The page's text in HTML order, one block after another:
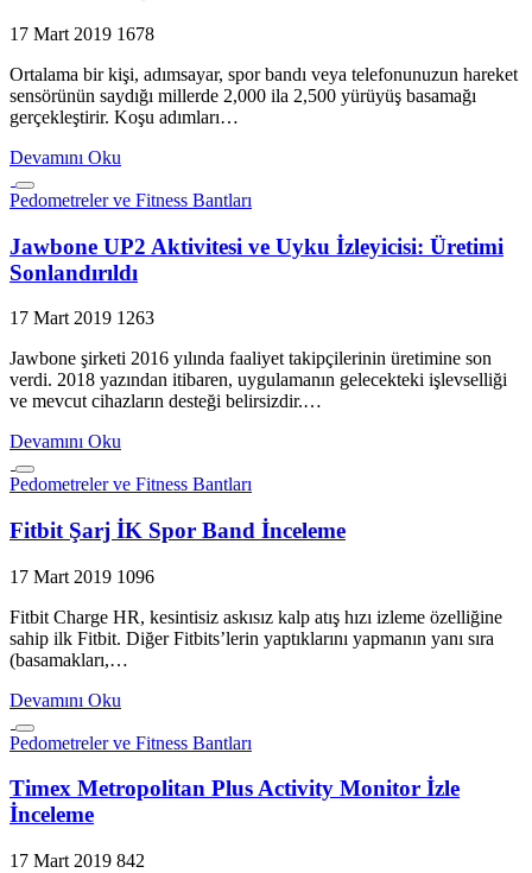
17 Mart 2019 1678
Ortalama bir kişi, adımsayar, spor bandı veya telefonunuzun hareket
sensörünün saydığı millerde 2,000 ila 2,500 yürüyüş basamağı
gerçekleştirir. Koşu adımları…
Devamını Oku
Pedometreler ve Fitness Bantları
Jawbone UP2 Aktivitesi ve Uyku İzleyicisi: Üretimi
Sonlandırıldı
17 Mart 2019 1263
Jawbone şirketi 2016 yılında faaliyet takipçilerinin üretimine son
verdi. 2018 yazından itibaren, uygulamanın gelecekteki işlevselliği
ve mevcut cihazların desteği belirsizdir.…
Devamını Oku
Pedometreler ve Fitness Bantları
Fitbit Şarj İK Spor Band İnceleme
17 Mart 2019 1096
Fitbit Charge HR, kesintisiz askısız kalp atış hızı izleme özelliğine
sahip ilk Fitbit. Diğer Fitbits’lerin yaptıklarını yapmanın yanı sıra
(basamakları,…
Devamını Oku
Pedometreler ve Fitness Bantları
Timex Metropolitan Plus Activity Monitor İzle
İnceleme
17 Mart 2019 842